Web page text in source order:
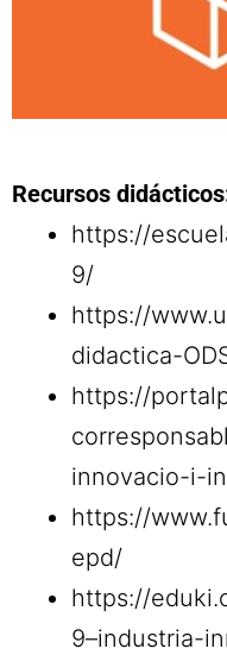
Recursos
https://
9/
https://
didactica-
https://
innovacio-i-
https://
epd/
https://
9–industria-